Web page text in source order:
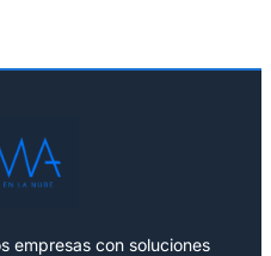
empresas con soluciones